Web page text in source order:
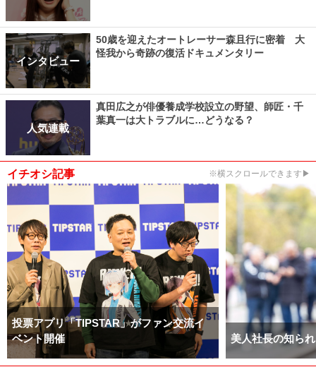
インタビュー
50歳を迎えたオートレーサー森且行に密着 大
怪我から奇跡の復活ドキュメンタリー
人気連載
真田広之が俳優養成学校設立の野望、師匠・千
葉真一は大トラブルに…どうなる？
イチオシ記事 ※横スクロールできます▶
投票アプリ「TIPSTAR」がファン交流イ
ベント開催
美人社長の知ら